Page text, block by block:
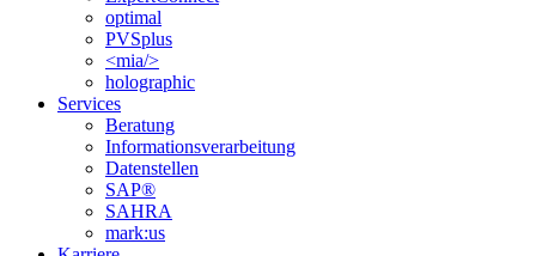
optimal
PVSplus
<mia/>
holographic
Services
Beratung
Informations­verarbeitung
Datenstellen
SAP®
SAHRA
mark:us